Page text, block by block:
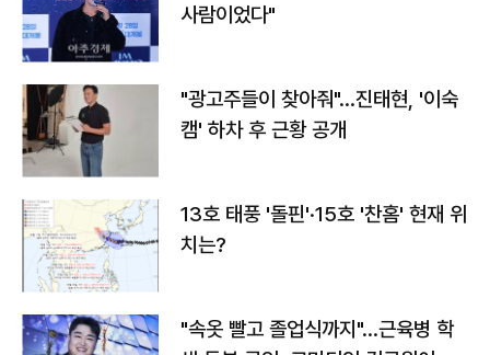
사람이었다"
"광고주들이 찾아줘"…진태현, '이숙
캠' 하차 후 근황 공개
13호 태풍 '돌핀'·15호 '찬홈' 현재 위
치는?
"속옷 빨고 졸업식까지"…근육병 학